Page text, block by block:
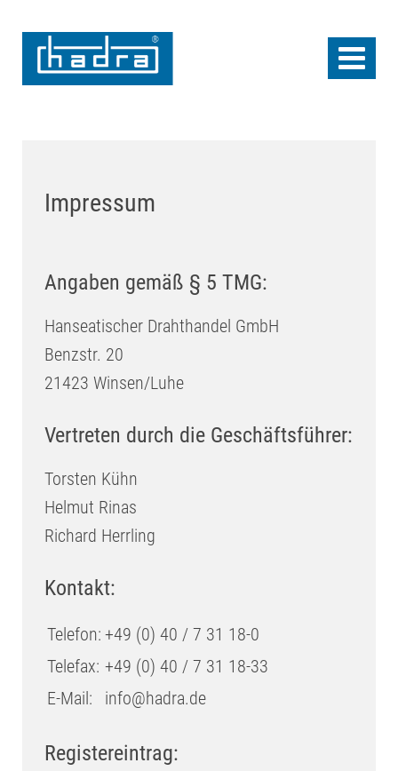
Impressum
Angaben gemäß § 5 TMG:
Hanseatischer Drahthandel GmbH
Benzstr. 20
21423 Winsen/Luhe
Vertreten durch die Geschäftsführer:
Torsten Kühn
Helmut Rinas
Richard Herrling
Kontakt:
Telefon: +49 (0) 40 / 7 31 18-0
Telefax: +49 (0) 40 / 7 31 18-33
E-Mail:
info@hadra.de
Registereintrag: